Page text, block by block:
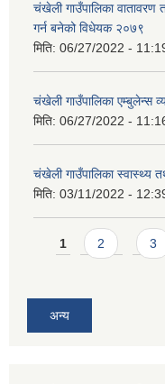
चंखेली गाउँपालिका वातावरण
गर्न बनेको विधेयक २०७९
मिति: 06/27/2022 -
चंखेली गाउँपालिका एम्बुलेन्स
मिति: 06/27/2022 -
चंखेली गाउँपालिका स्वास्थ्य
मिति: 03/11/2022 -
Pages
1 2 3
अन्य